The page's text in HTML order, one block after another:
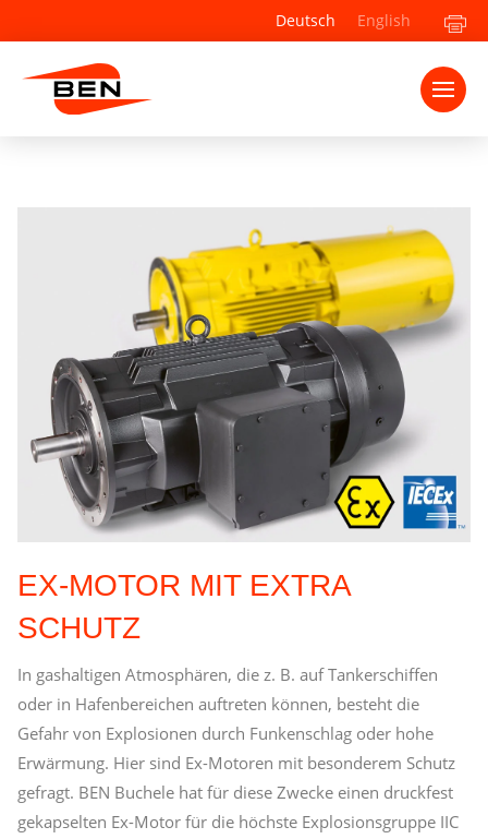
Deutsch English
EX-MOTOR MIT EXTRA
SCHUTZ
In gashaltigen Atmosphären, die z. B. auf Tankerschiffen
oder in Hafenbereichen auftreten können, besteht die
Gefahr von Explosionen durch Funkenschlag oder hohe
Erwärmung. Hier sind Ex-Motoren mit besonderem Schutz
gefragt. BEN Buchele hat für diese Zwecke einen druckfest
gekapselten Ex-Motor für die höchste Explosionsgruppe IIC